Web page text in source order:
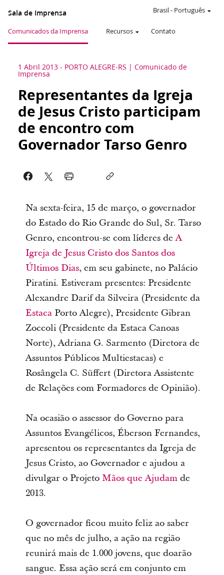
Sala de Imprensa
Comunicados da Imprensa Recursos Contato
Brasil- Português
1 Abril 2013 - PORTO ALEGRE-RS Comunicado de
Imprensa
Representantes da Igreja
de Jesus Cristo participam
de encontro com
Governador Tarso Genro
Na sexta-feira, 15 de março, o governador
do Estado do Rio Grande do Sul, Sr. Tarso
Genro, encontrou-se com líderes deA
Igreja de Jesus Cristo dos Santos dos
Últimos Dias, em seu gabinete, no Palácio
Piratini. Estiveram presentes: Presidente
Alexandre Darif da Silveira (Presidente da
EstacaPorto Alegre), Presidente Gibran
Zoccoli (Presidente da Estaca Canoas
Norte), Adriana G. Sarmento (Diretora de
Assuntos Públicos Multiestacas) e
Rosângela C. Süffert (Diretora Assistente
de Relações com Formadores de Opinião).
Na ocasião o assessor do Governo para
Assuntos Evangélicos, Éberson Fernandes,
apresentou os representantes da Igreja de
Jesus Cristo, ao Governador e ajudou a
divulgar o Projeto Mãos que Ajudamde
2013.
O governador ficou muito feliz ao saber
que no mês de julho, a ação na região
reunirá mais de 1.000 jovens, que doarão
sangue. Essa ação será em conjunto em